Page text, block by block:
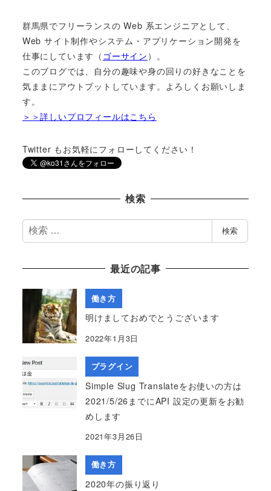
群馬県でフリーランスの Web 系エンジニアとして、
Web サイト制作やシステム・アプリケーション開発を
仕事にしています（ ゴーサイン ）。
このブログでは、自分の趣味や身の回りの好きなことを
気ままにアウトプットしています。よろしくお願いしま
す。
＞＞詳しいプロフィールはこちら
Twitter もお気軽にフォローしてください！
検索
検
索
検索
最近の記事
働き方
明けましておめでとうございます
2022年1月3日
プラグイン
Simple Slug Translateをお使いの方は
2021/5/26までにAPI 設定の更新をお勧
めします
2021年3月26日
働き方
2020年の振り返り